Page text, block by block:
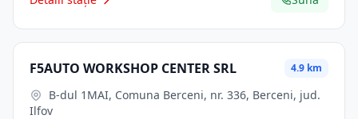
F5AUTO WORKSHOP CENTER SRL 4.9 km
Ilfov